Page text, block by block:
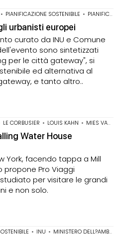
• PIANIFICAZIONE SOSTENIBILE • PIANIFICAZIONE TERRITORIALE
urbanisti europei
curato da INU e Comune
sono sintetizzati
per le città gateway", si
ed alternativa al
e tanto altro..
LE CORBUSIER • LOUIS KAHN • MIES VAN DER ROHE
Water House
York, facendo tappa a Mill
propone Pro Viaggi
per visitare le grandi
e non solo.
• INU • MINISTERO DELL?AMBIENTE